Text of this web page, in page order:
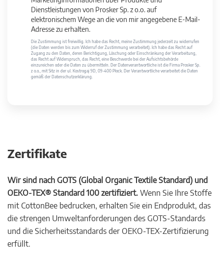
Dienstleistungen von Prosker Sp. z o.o. auf
elektronischem Wege an die von mir angegebene E-Mail-
Adresse zu erhalten.
Die Zustimmung ist freiwillig. Ich habe das Recht, meine Zustimmung jederzeit zu widerrufen
(die Daten werden bis zum Widerruf der Zustimmung verarbeitet). Ich habe das Recht auf
Zugang zu den Daten, deren Berichtigung, Löschung oder Einschränkung der Verarbeitung,
das Recht auf Widerspruch, das Recht, eine Beschwerde bei der Aufsichtsbehörde
einzureichen oder die Daten zu übermitteln. Der Datenverantwortliche ist die Firma Prosker Sp.
z o.o., mit Sitz in der ul. Kostrogaj 9D, 09-400 Płock. Der Verantwortliche verarbeitet die Daten
gemäß der Datenschutzerklärung.
Zertifikate
Wir sind nach GOTS (Global Organic Textile Standard) und
OEKO-TEX® Standard 100 zertifiziert. Wenn Sie Ihre Stoffe
mit CottonBee bedrucken, erhalten Sie ein Endprodukt, das
die strengen Umweltanforderungen des GOTS-Standards
und die Sicherheitsstandards der OEKO-TEX-Zertifizierung
erfüllt.